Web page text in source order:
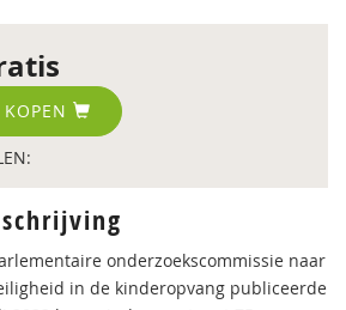
KOPEN
onderzoekscommissie naar
in de kinderopvang publiceerde